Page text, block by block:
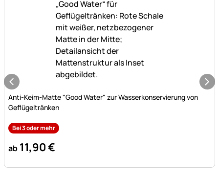
Noch keine Bewertungen abgegeben
Anti-Keim-Matte "Good Water" zur Wasserkonservierung von
Geflügeltränken
Bei 3 oder mehr
ab 11,90€